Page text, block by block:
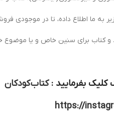
به ما اطلاع داده، تا در موجودی
کتاب برای سنین خاص و یا موضوع
بفرمایید :کتاب کودکان
https://